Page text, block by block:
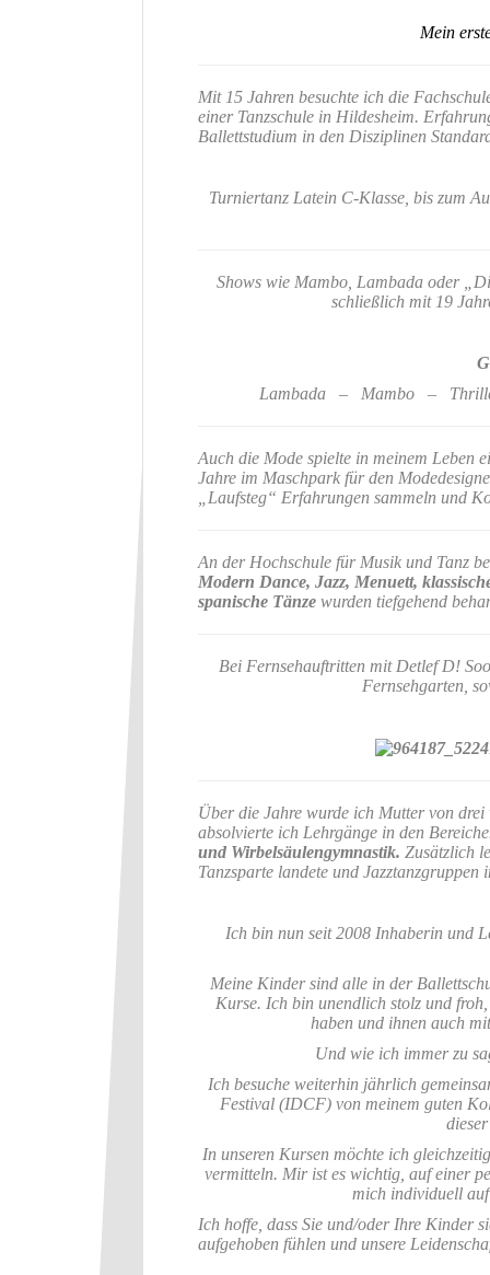
Mein
Mit 15 Jahren besuchte ich die
einer Tanzschule in Hildesheim.
Ballettstudium in den Disziplinen
Turniertanz Latein C-Klasse, bis zum
Shows wie Mambo, Lambada oder
schließlich mit 19
Lambada – Mambo –
Auch die Mode spielte in meinem Leben
Jahre im Maschpark für den
„Laufsteg“ Erfahrungen sammeln und
An der Hochschule für Musik und Tanz
Modern Dance, Jazz, Menuett,
spanische Tänze wurden tiefgehend
Bei Fernsehauftritten mit Detlef D!
Fernsehgarten,
Über die Jahre wurde ich Mutter von
absolvierte ich Lehrgänge in den
und Wirbelsäulengymnastik. Zusätzlich
Tanzsparte landete und
Ich bin nun seit 2008 Inhaberin und
Meine Kinder sind alle in der
Kurse. Ich bin unendlich stolz und
haben und ihnen auch
Und wie ich immer zu
Ich besuche weiterhin jährlich
Festival (IDCF) von meinem guten
In unseren Kursen möchte ich
vermitteln. Mir ist es wichtig, auf einer
mich individuell
Ich hoffe, dass Sie und/oder Ihre Kinder
aufgehoben fühlen und unsere